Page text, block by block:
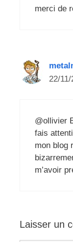
merci de
22/
@ollivier
fais
mon blog
m’avoir
Laisser un